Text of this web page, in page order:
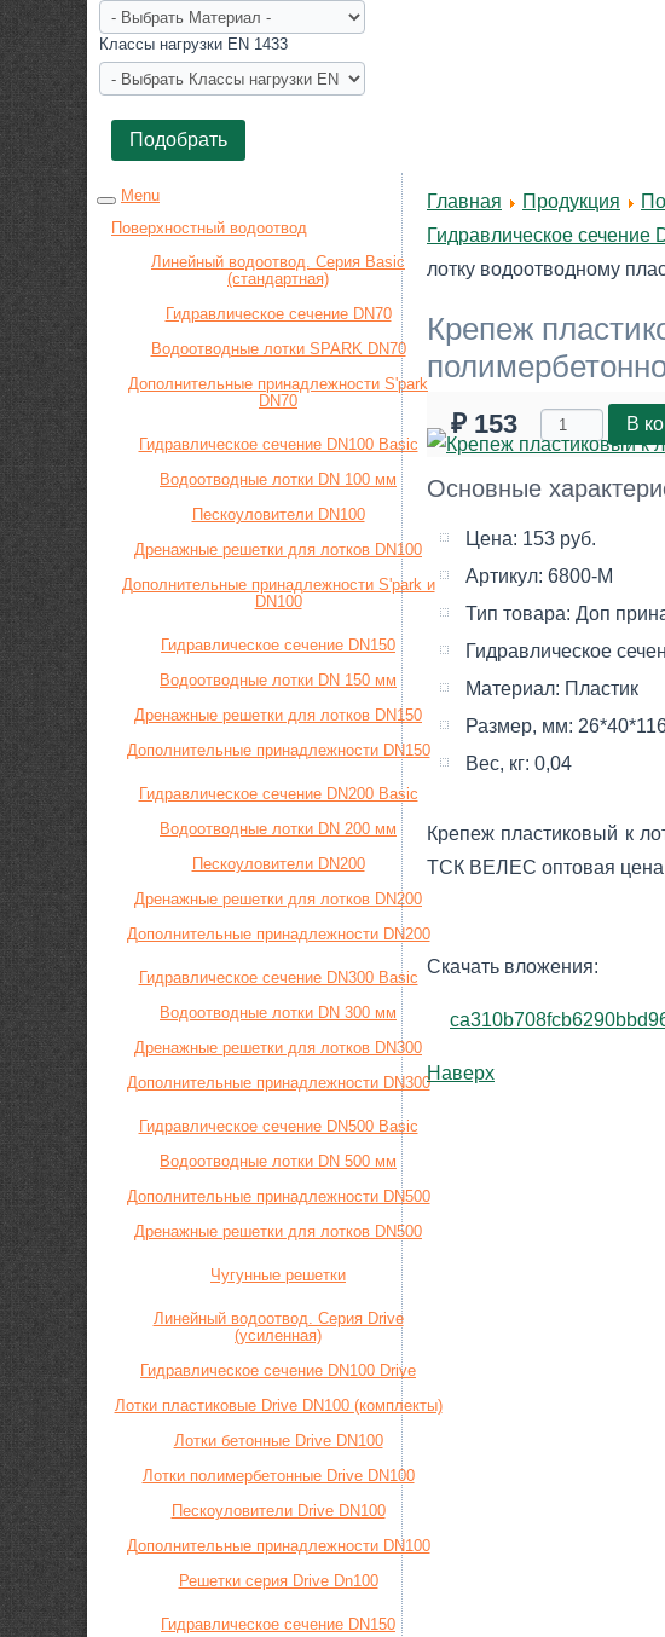
Класcы нагрузки EN 1433
Menu
Поверхностный водоотвод
Линейный водоотвод. Серия Basic
(стандартная)
Гидравлическое сечение DN70
Водоотводные лотки SPARK DN70
Дополнительные принадлежности S'park
DN70
Гидравлическое сечение DN100 Basic
Водоотводные лотки DN 100 мм
Пескоуловители DN100
Дренажные решетки для лотков DN100
Дополнительные принадлежности S'park и
DN100
Гидравлическое сечение DN150
Водоотводные лотки DN 150 мм
Дренажные решетки для лотков DN150
Дополнительные принадлежности DN150
Гидравлическое сечение DN200 Basic
Водоотводные лотки DN 200 мм
Пескоуловители DN200
Дренажные решетки для лотков DN200
Дополнительные принадлежности DN200
Гидравлическое сечение DN300 Basic
Водоотводные лотки DN 300 мм
Дренажные решетки для лотков DN300
Дополнительные принадлежности DN300
Гидравлическое сечение DN500 Basic
Водоотводные лотки DN 500 мм
Дополнительные принадлежности DN500
Дренажные решетки для лотков DN500
Чугунные решетки
Линейный водоотвод. Серия Drive
(усиленная)
Гидравлическое сечение DN100 Drive
Лотки пластиковые Drive DN100 (комплекты)
Лотки бетонные Drive DN100
Лотки полимербетонные Drive DN100
Пескоуловители Drive DN100
Дополнительные принадлежности DN100
Решетки серия Drive Dn100
Гидравлическое сечение DN150
Главная Продукция
Гидравлическое сечение
лотку водоотводному
Крепеж
₽ 153
Основные
Цена: 153 руб.
Артикул: 6800-М
Тип товара: Доп
Гидравлическое
Материал: Пластик
Размер, мм:
Вес, кг: 0,04
Крепеж пластиковый к
ТСК ВЕЛЕС оптовая цена
Скачать вложения:
Наверх